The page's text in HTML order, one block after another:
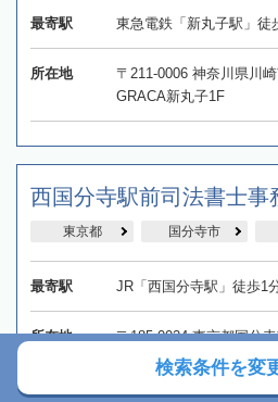
最寄駅 東急電鉄「新丸子駅」徒
所在地
〒211-0006 神奈川県川
GRACA新丸子1F
西国分寺駅前司法書士事
東京都 国分寺市
最寄駅 JR「西国分寺駅」徒歩1
所在地
〒185-0024 東京都国分
検索条件を変